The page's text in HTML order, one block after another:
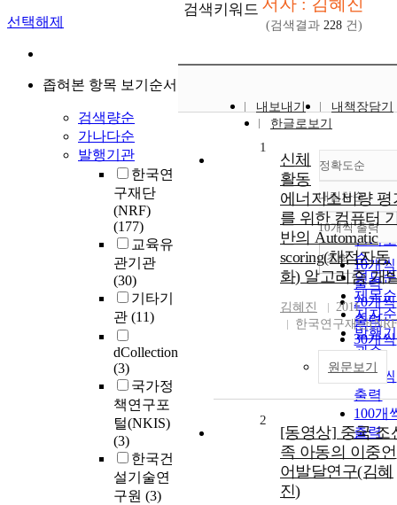
선택해제
좁혀본 항목 보기순서
검색량순
가나다순
발행기관
한국연
구재단
(NRF)
(177)
교육유
관기관
(30)
기타기
관 (11)
dCollection
(3)
국가정
책연구포
털(NKIS)
(3)
한국건
설기술연
구원 (3)
검색키워드 저자 : 김혜진
(검색결과 228 건)
내보내기
내책장담기
한글로보기
정확도순
정확도
순
인기도
순
연도순
제목순
저자순
발행기
관순
내림차순
내림
10개씩 출력
10개씩
출력
20개씩
출력
30개씩
출력
50개씩
출력
100개
출력
조회
1
신체
활동
에너지소비량 평
를 위한 컴퓨터
반의 Automatic
scoring(채점자동
화) 알고리즘 개
김혜진
2011
한국연구재단
원문보기
2
[동영상] 중국 조
족 아동의 이중언
어발달연구(김혜
진)